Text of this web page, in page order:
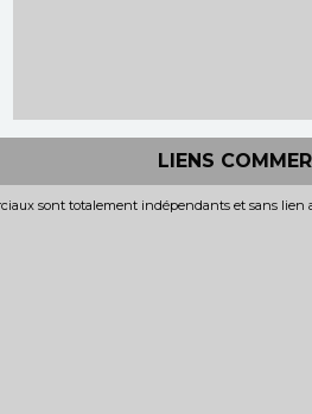
LIENS
sont totalement indépendants et sans